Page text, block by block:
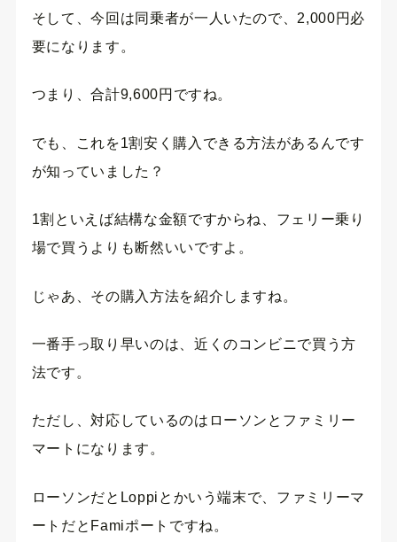
そして、今回は同乗者が一人いたので、2,000円必
要になります。
つまり、合計9,600円ですね。
でも、これを1割安く購入できる方法があるんです
が知っていました？
1割といえば結構な金額ですからね、フェリー乗り
場で買うよりも断然いいですよ。
じゃあ、その購入方法を紹介しますね。
一番手っ取り早いのは、近くのコンビニで買う方
法です。
ただし、対応しているのはローソンとファミリー
マートになります。
ローソンだとLoppiとかいう端末で、ファミリーマ
ートだとFamiポートですね。